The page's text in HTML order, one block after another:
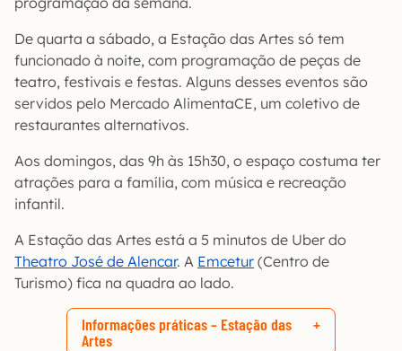
De quarta a sábado, a Estação das Artes só tem
funcionado à noite, com programação de peças de
teatro, festivais e festas. Alguns desses eventos são
servidos pelo Mercado AlimentaCE, um coletivo de
restaurantes alternativos.
Aos domingos, das 9h às 15h30, o espaço costuma ter
atrações para a família, com música e recreação
infantil.
A Estação das Artes está a 5 minutos de Uber do
Theatro José de Alencar. A Emcetur (Centro de
Turismo) fica na quadra ao lado.
Informações práticas – Estação das
Artes